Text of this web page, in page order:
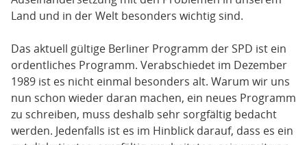
Land und in der Welt besonders wichtig sind.
Das aktuell gültige Berliner Programm der SPD ist ein
ordentliches Programm. Verabschiedet im Dezember
1989 ist es nicht einmal besonders alt. Warum wir uns
nun schon wieder daran machen, ein neues Programm
zu schreiben, muss deshalb sehr sorgfältig bedacht
werden. Jedenfalls ist es im Hinblick darauf, dass es ein